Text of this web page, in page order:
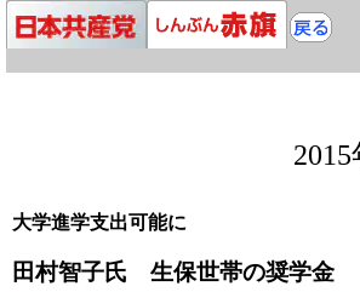
大学進学支出可能に
田村智子氏 生保世帯の奨学金